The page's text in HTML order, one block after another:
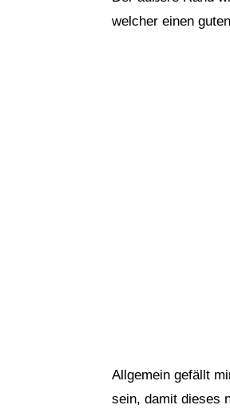
welcher einen
Allgemein gefällt
sein, damit dieses